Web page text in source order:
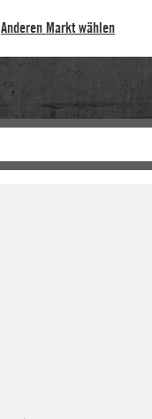
Anderen Markt wählen